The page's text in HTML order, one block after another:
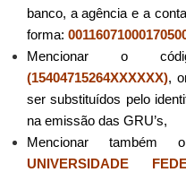
banco, a agência e a
forma:
Mencionar o
(15404715264XXXXXX),
ser substituídos pelo
na emissão das GRU’s,
Mencionar
UNIVERSIDADE